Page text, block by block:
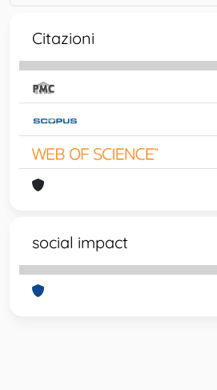
Citazioni
social impact